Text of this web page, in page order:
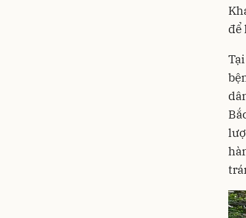
để